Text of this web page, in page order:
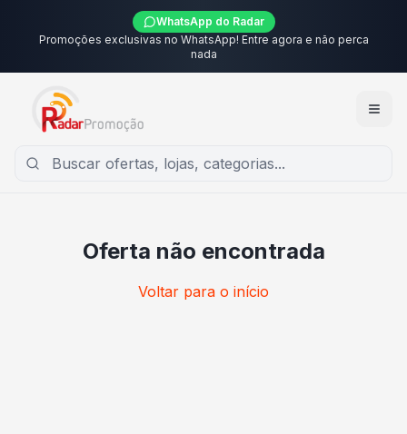
WhatsApp do Radar
Promoções exclusivas no WhatsApp! Entre agora e não perca
nada
Oferta não encontrada
Voltar para o início